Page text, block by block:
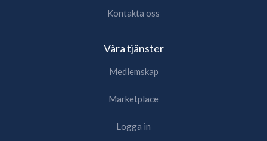
Kontakta oss
Våra tjänster
Medlemskap
Marketplace
Logga in